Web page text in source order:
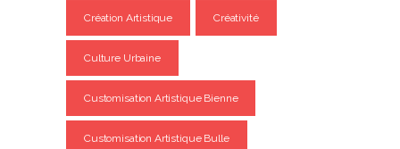
Création Artistique Créativité
Culture Urbaine
Customisation Artistique Bienne
Customisation Artistique Bulle